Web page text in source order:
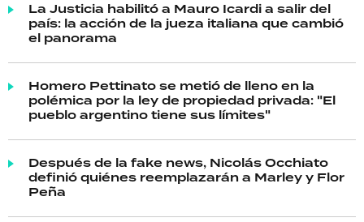
La Justicia habilitó a Mauro Icardi a salir del
país: la acción de la jueza italiana que cambió
el panorama
Homero Pettinato se metió de lleno en la
polémica por la ley de propiedad privada: "El
pueblo argentino tiene sus límites"
Después de la fake news, Nicolás Occhiato
definió quiénes reemplazarán a Marley y Flor
Peña